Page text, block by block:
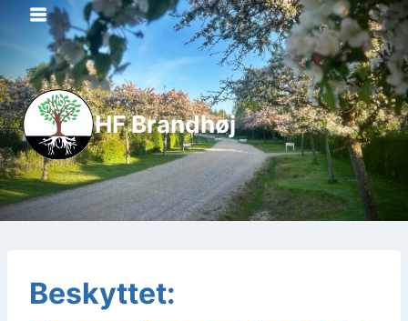
Fortsæt
indhold
HF Brandhøj
Beskyttet: